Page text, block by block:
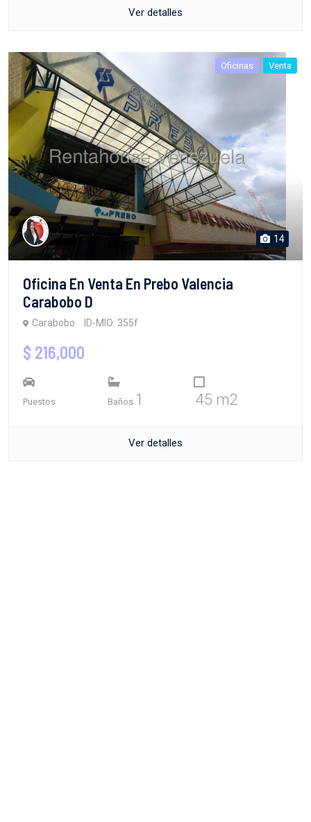
Ver detalles
Oficinas Venta
14
Oficina En Venta En Prebo Valencia
Carabobo D
Carabobo ID-MIO: 355f
$ 216,000
Puestos Baños 1 45 m2
Ver detalles